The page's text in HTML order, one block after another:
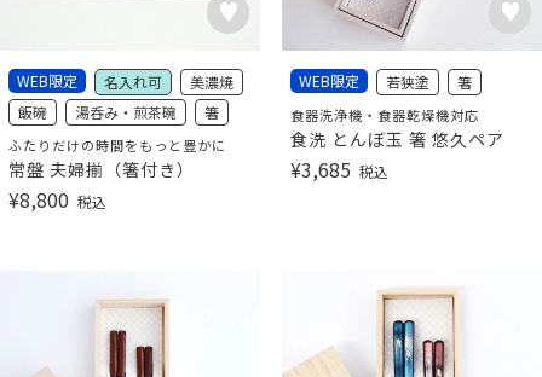
WEB限定 名入れ可
美濃焼
飯碗
湯呑み・煎茶碗 箸
ふたりだけの時間をもっと豊かに
常盤 夫婦揃（箸付き）
¥8,800 税込
WEB限定 若狭塗 箸
食器洗浄機・食器乾燥機対応
食洗 とんぼ玉 箸 悠久ペア
¥3,685 税込